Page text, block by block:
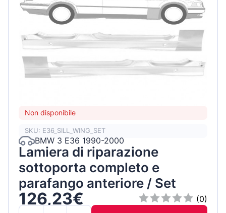
Non disponibile
SKU: E36_SILL_WING_SET
BMW 3 E36 1990-2000
Lamiera di riparazione
sottoporta completo e
parafango anteriore / Set
126,23€
(0)